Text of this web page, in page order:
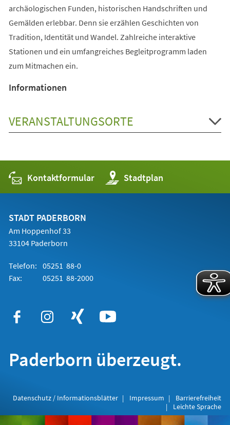
archäologischen Funden, historischen Handschriften und
Gemälden erlebbar. Denn sie erzählen Geschichten von
Tradition, Identität und Wandel. Zahlreiche interaktive
Stationen und ein umfangreiches Begleitprogramm laden
zum Mitmachen ein.
Informationen
VERANSTALTUNGSORTE
Kontaktformular Stadtplan
(Öffnet
in
einem
STADT PADERBORN
Am Hoppenhof 33
33104 Paderborn
Telefon: 05251 88-0
Fax:
05251 88-2000
Paderborn überzeugt.
Datenschutz / Informationsblätter Impressum
Barrierefreiheit
Leichte Sprache